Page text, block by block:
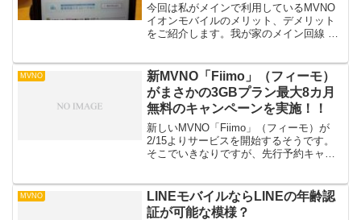
今回は私がメインで利用しているMVNO
イオンモバイルのメリット、デメリット
をご紹介します。我が家のメイン回線 イ
ンのモバイル回線はイオンモバイルで
す。契約して...
MVNO
新MVNO「Fiimo」（フィーモ）
がまさかの3GBプラン最大8カ月
無料のキャンペーンを実施！！
新しいMVNO「Fiimo」（フィーモ）が
2/15よりサービスを開始するそうです。
そこでいきなりですが、先行予約キャン
のお得な先行予約キャンペーン説明しま
すと、・最大８...
MVNO
LINEモバイルならLINEの年齢認
証が可能な模様？